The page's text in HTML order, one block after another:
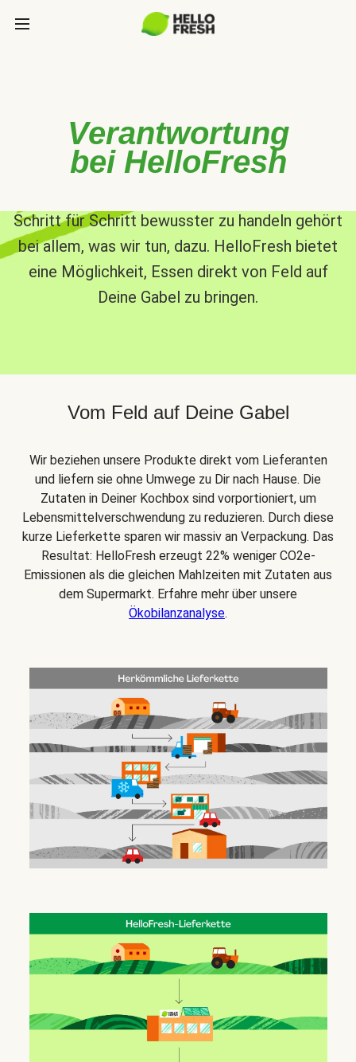
Verantwortung
bei HelloFresh
Schritt für Schritt bewusster zu handeln gehört
bei allem, was wir tun, dazu. HelloFresh bietet
eine Möglichkeit, Essen direkt von Feld auf
Deine Gabel zu bringen.
Vom Feld auf Deine Gabel
Wir beziehen unsere Produkte direkt vom Lieferanten
und liefern sie ohne Umwege zu Dir nach Hause. Die
Zutaten in Deiner Kochbox sind vorportioniert, um
Lebensmittelverschwendung zu reduzieren. Durch diese
kurze Lieferkette sparen wir massiv an Verpackung. Das
Resultat: HelloFresh erzeugt 22% weniger CO2e-
Emissionen als die gleichen Mahlzeiten mit Zutaten aus
dem Supermarkt. Erfahre mehr über unsere
Ökobilanzanalyse.